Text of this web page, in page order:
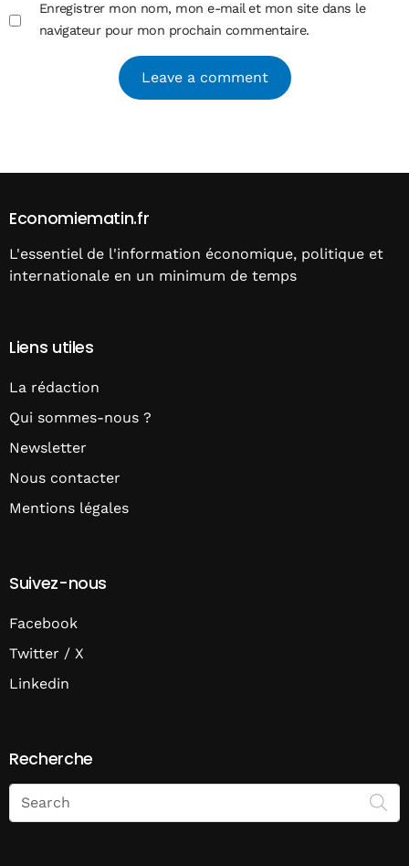
Enregistrer mon nom, mon e-mail et mon site dans le
navigateur pour mon prochain commentaire.
Economiematin.fr
L'essentiel de l'information économique, politique et
internationale en un minimum de temps
Liens utiles
La rédaction
Qui sommes-nous ?
Newsletter
Nous contacter
Mentions légales
Suivez-nous
Facebook
Twitter / X
Linkedin
Recherche
Search
on
Economie